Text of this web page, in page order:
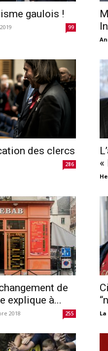
gaulois !
99
des clercs
286
«
de
explique à...
2018 255